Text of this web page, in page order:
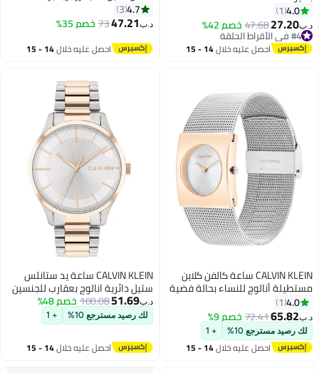
4.0
1
د.ب‏27.20
47.68خصم 42%
#4 في الأقراط الحلقة
#4 في الأقراط الحلقة احصل عليه خلال 14 - 15
4.7
3
د.ب‏47.21
73 خصم 35%
احصل عليه خلال 14 - 15
CALVIN KLEIN ساعة كالفن كلاين
مستطيلة أنالوج للنساء بحالة فضية
بيضاء - 25100063
4.0
1
د.ب‏65.82
72.41خصم 9%
لك رصيد مسترجع 10% + 1
احصل عليه خلال 14 - 15
CALVIN KLEIN ساعة يد ستانلس
ستيل دائرية انالوج بعقارب للجنسين
25200044 - 35 ملم
د.ب‏51.69
100.08خصم 48%
لك رصيد مسترجع 10% + 1
احصل عليه خلال 14 - 15